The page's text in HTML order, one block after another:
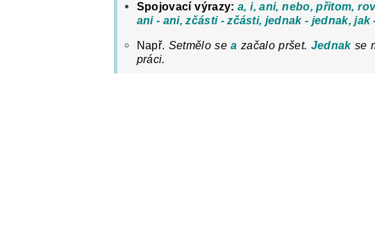
Spojovací výrazy: a, i, ani, nebo, přitom,
ani - ani, zčásti - zčásti, jednak - jednak,
Např. Setmělo sea začalo pršet. Jednakse
práci.